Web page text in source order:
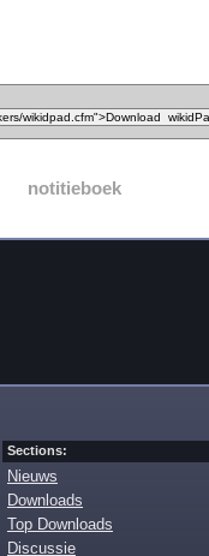
notitieboek
Sections:
Nieuws
Downloads
Top Downloads
Discussie